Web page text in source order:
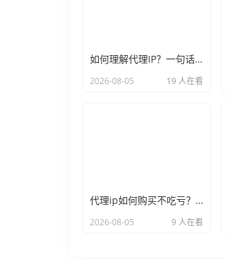
如何理解代理IP？一句话让你彻底不再迷糊
2026-08-05 19 人在看
代理ip如何购买不吃亏？2026年的避坑心得奉上
2026-08-05 9 人在看